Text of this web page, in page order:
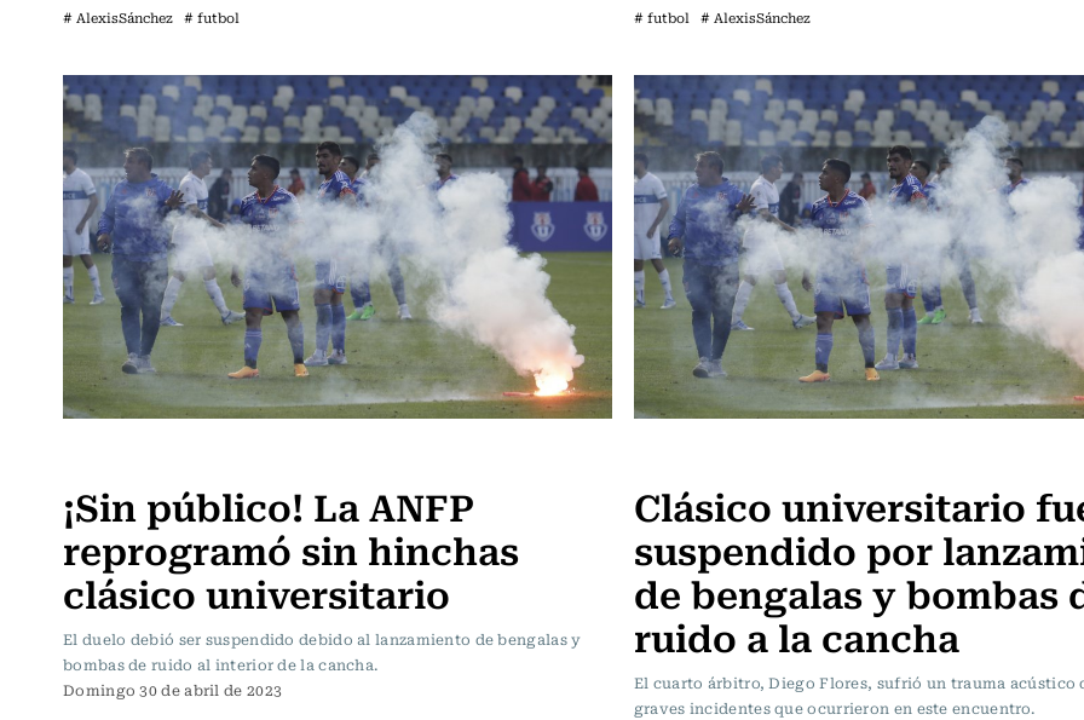
# AlexisSánchez # futbol # futbol # AlexisSánchez
¡Sin público! La ANFP
reprogramó sin hinchas
clásico universitario
El duelo debió ser suspendido debido al lanzamiento de bengalas y
bombas de ruido al interior de la cancha.
Domingo 30 de abril de 2023
Clásico universitario
suspendido por
de bengalas y bombas
ruido a la cancha
El cuarto árbitro, Diego Flores, sufrió un trauma acústico
graves incidentes que ocurrieron en este encuentro.